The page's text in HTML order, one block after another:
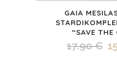
GAIA
“SAVE THE
17.90€